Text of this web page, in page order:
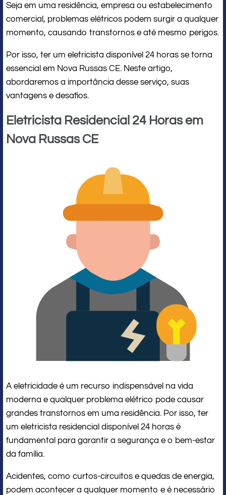
Seja em uma residência, empresa ou estabelecimento
comercial, problemas elétricos podem surgir a qualquer
momento, causando transtornos e até mesmo perigos.
Por isso, ter um eletricista disponível 24 horas se torna
essencial em Nova Russas CE. Neste artigo,
abordaremos a importância desse serviço, suas
vantagens e desafios.
Eletricista Residencial 24 Horas em
Nova Russas CE
A eletricidade é um recurso indispensável na vida
moderna e qualquer problema elétrico pode causar
grandes transtornos em uma residência. Por isso, ter
um eletricista residencial disponível 24 horas é
fundamental para garantir a segurança e o bem-estar
da família.
Acidentes, como curtos-circuitos e quedas de energia,
podem acontecer a qualquer momento e é necessário